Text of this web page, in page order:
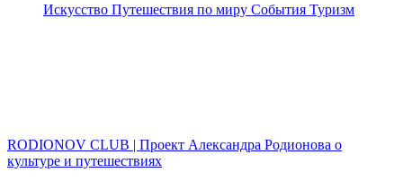
Искусство Путешествия по миру События Туризм
RODIONOV CLUB | Проект Александра Родионова о
культуре и путешествиях